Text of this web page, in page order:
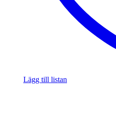
Lägg till listan